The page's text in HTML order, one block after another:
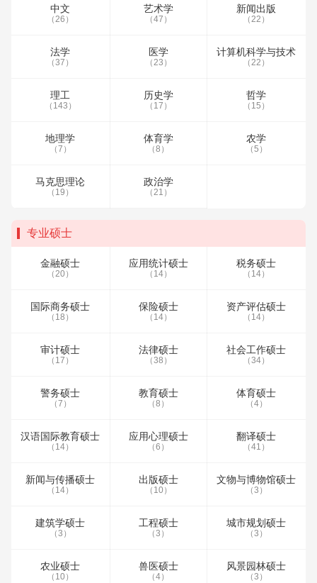
中文
（26）
艺术学
（47）
新闻出版
（22）
法学
（37）
医学
（23）
计算机科学与技术
（22）
理工
（143）
历史学
（17）
哲学
（15）
地理学
（7）
体育学
（8）
农学
（5）
马克思理论
（19）
政治学
（21）
专业硕士
金融硕士
（20）
应用统计硕士
（14）
税务硕士
（14）
国际商务硕士
（18）
保险硕士
（14）
资产评估硕士
（14）
审计硕士
（17）
法律硕士
（38）
社会工作硕士
（34）
警务硕士
（7）
教育硕士
（8）
体育硕士
（4）
汉语国际教育硕士
（14）
应用心理硕士
（6）
翻译硕士
（41）
新闻与传播硕士
（14）
出版硕士
（10）
文物与博物馆硕士
（3）
建筑学硕士
（3）
工程硕士
（3）
城市规划硕士
（3）
农业硕士
（10）
兽医硕士
（4）
风景园林硕士
（3）